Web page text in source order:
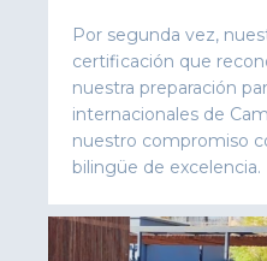
Por segunda vez,
certificación que
nuestra preparación
internacionales de
nuestro compromiso
bilingüe de excelencia.